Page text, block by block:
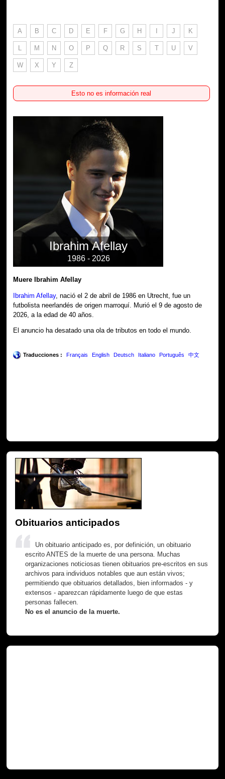
A B C D E F G H I J K
L M N O P Q R S T U V
W X Y Z
Esto no es información real
Ibrahim Afellay
1986 - 2026
Muere Ibrahim Afellay
Ibrahim Afellay, nació el 2 de abril de 1986 en Utrecht, fue un
futbolista neerlandés de origen marroquí. Murió el 9 de agosto de
2026, a la edad de 40 años.
El anuncio ha desatado una ola de tributos en todo el mundo.
Traducciones : Français English Deutsch Italiano Português 中文
Obituarios anticipados
Un obituario anticipado es, por definición, un obituario
escrito ANTES de la muerte de una persona. Muchas
organizaciones noticiosas tienen obituarios pre-escritos en sus
archivos para individuos notables que aun están vivos;
permitiendo que obituarios detallados, bien informados - y
extensos - aparezcan rápidamente luego de que estas
personas fallecen.
No es el anuncio de la muerte.